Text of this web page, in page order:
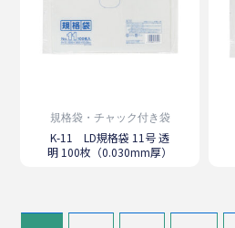
規格袋・チャック付き袋
K-11 LD規格袋 11号 透
明 100枚（0.030mm厚）